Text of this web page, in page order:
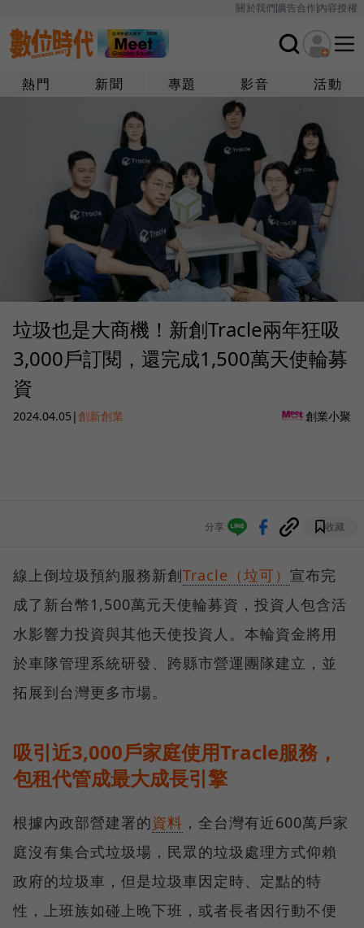
關於我們廣告合作內容授權
熱門 新聞 專題 影音 活動
垃圾也是大商機！新創Tracle兩年狂吸
3,000戶訂閱，還完成1,500萬天使輪募
資
2024.04.05 |創新創業 創業小聚
分享 收藏
線上倒垃圾預約服務新創Tracle（垃可） 宣布完
成了新台幣1,500萬元天使輪募資，投資人包含活
水影響力投資與其他天使投資人。本輪資金將用
於車隊管理系統研發、跨縣市營運團隊建立，並
拓展到台灣更多市場。
吸引近3,000戶家庭使用Tracle服務，
包租代管成最大成長引擎
根據內政部營建署的資料 ，全台灣有近600萬戶家
庭沒有集合式垃圾場，民眾的垃圾處理方式仰賴
政府的垃圾車，但是垃圾車因定時、定點的特
性，上班族如碰上晚下班，或者長者因行動不便